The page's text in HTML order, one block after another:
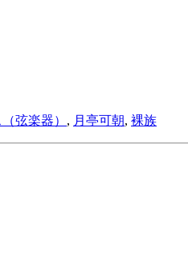
弦楽器） , 月亭可朝, 裸族